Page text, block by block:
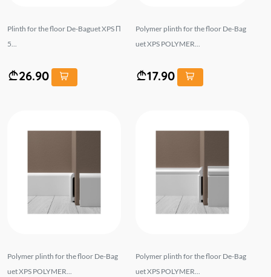
Plinth for the floor De-Baguet XPS П
5...
26.90
Polymer plinth for the floor De-Bag
uet XPS POLYMER...
17.90
Polymer plinth for the floor De-Bag
uet XPS POLYMER...
Polymer plinth for the floor De-Bag
uet XPS POLYMER...